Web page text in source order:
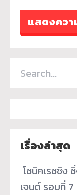
เรื่องล่าสุด
โซนิคเรซซิง
เจนด์ รอบที่ 7